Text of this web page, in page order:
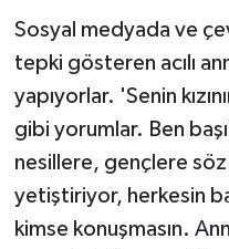
Sosyal medyada ve
tepki gösteren acılı
yapıyorlar. 'Senin
gibi yorumlar. Ben
nesillere, gençlere
yetiştiriyor, herkesin
kimse konuşmasın.